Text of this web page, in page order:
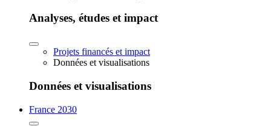
Analyses, études et impact
Projets financés et impact
Données et visualisations
Données et visualisations
France 2030